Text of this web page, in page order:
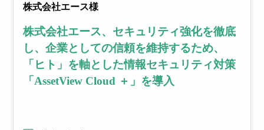
株式会社エース様
株式会社エース、セキュリティ強化を徹底
し、企業としての信頼を維持するため、
「ヒト」を軸とした情報セキュリティ対策
「AssetView Cloud ＋」を導入